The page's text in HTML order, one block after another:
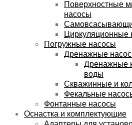
Поверхностные
насосы
Циркуляционные
Погружные насосы
Дренажные
Дренажные
воды
Скважинные и
Фекальные
Фонтанные насосы
Оснастка и комплектующие